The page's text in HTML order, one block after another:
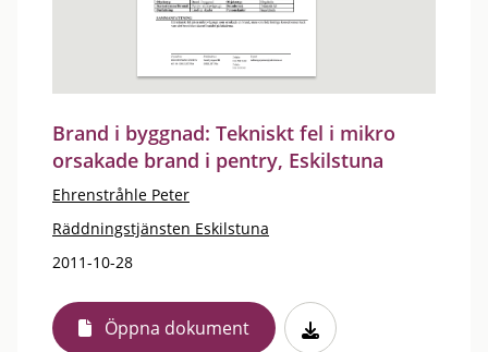
Brand i byggnad: Tekniskt fel i mikro
orsakade brand i pentry, Eskilstuna
Ehrenstråhle Peter
Räddningstjänsten Eskilstuna
2011-10-28
Öppna dokument